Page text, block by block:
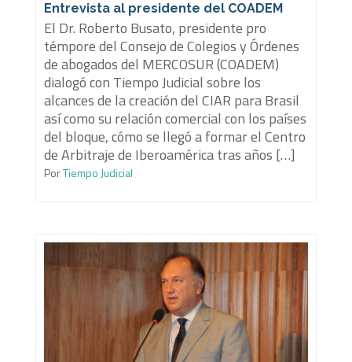
Entrevista al presidente del COADEM
El Dr. Roberto Busato, presidente pro
témpore del Consejo de Colegios y Órdenes
de abogados del MERCOSUR (COADEM)
dialogó con Tiempo Judicial sobre los
alcances de la creación del CIAR para Brasil
así como su relación comercial con los países
del bloque, cómo se llegó a formar el Centro
de Arbitraje de Iberoamérica tras años […]
PorTiempo Judicial